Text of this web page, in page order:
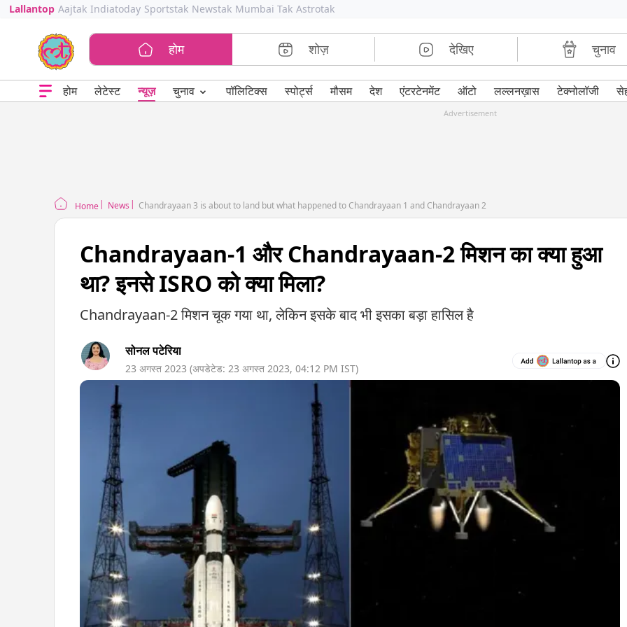
Lallantop Aajtak Indiatoday Sportstak Newstak Mumbai Tak Astrotak
होम शोज़ देखिए चुनाव
होम लेटेस्ट न्यूज़ चुनाव ⌄ पॉलिटिक्स स्पोर्ट्स मौसम देश एंटरटेनमेंट ऑटो लल्लनख़ास टेक्नोलॉजी
Advertisement
Home News Chandrayaan 3 is about to land but what happened to Chandrayaan 1 and Chandrayaan 2
Chandrayaan-1 और Chandrayaan-2 मिशन का क्या हुआ
था? इनसे ISRO को क्या मिला?
Chandrayaan-2 मिशन चूक गया था, लेकिन इसके बाद भी इसका बड़ा हासिल है
सोनल पटेरिया
23 अगस्त 2023 (अपडेटेड: 23 अगस्त 2023, 04:12 PM IST)